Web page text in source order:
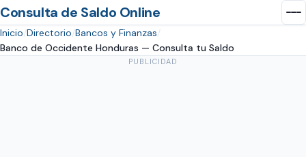
Consulta de Saldo Online
Inicio Directorio Bancos y Finanzas
Banco de Occidente Honduras — Consulta tu Saldo
PUBLICIDAD